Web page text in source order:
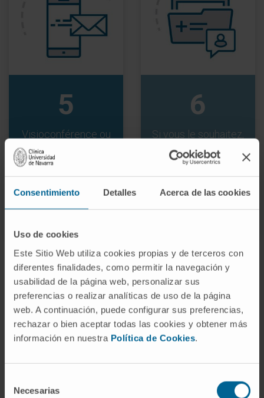
Consentimiento Detalles Acerca de las cookies
Uso de cookies
Este Sitio Web utiliza cookies propias y de terceros con
diferentes finalidades, como permitir la navegación y
usabilidad de la página web, personalizar sus
preferencias o realizar analíticas de uso de la página
web. A continuación, puede configurar sus preferencias,
rechazar o bien aceptar todas las cookies y obtener más
información en nuestra Política de Cookies.
Necesarias
5
Visioconférence ou
consultation
téléphonique avec
envoi du rapport
6
Si vous le souhaitez,
la demande de
deuxième avis inclut
présentielle avec le
spécialiste
Quelle documentation est
nécessaire ?
Pour réaliser un Deuxième Avis à la Clinique, IL
SUFFIT uniquement de nous transmettre ces